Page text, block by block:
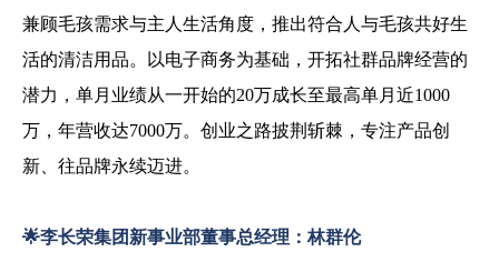
兼顾毛孩需求与主人生活角度，推出符合人与毛孩共好生
活的清洁用品。以电子商务为基础，开拓社群品牌经营的
潜力，单月业绩从一开始的20万成长至最高单月近1000
万，年营收达7000万。创业之路披荆斩棘，专注产品创
新、往品牌永续迈进。
🌟李长荣集团新事业部董事总经理：林群伦